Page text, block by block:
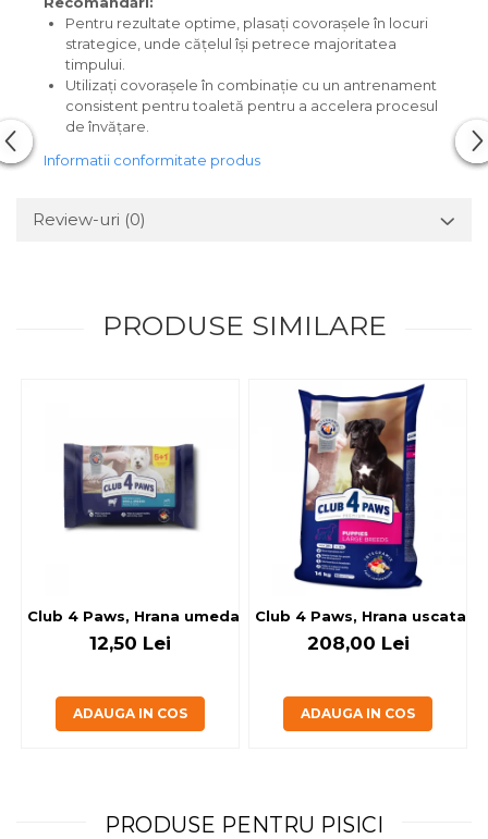
Pentru rezultate optime, plasați covorașele în locuri
strategice, unde cățelul își petrece majoritatea
timpului.
Utilizați covorașele în combinație cu un antrenament
consistent pentru toaletă pentru a accelera procesul
de învățare.
Informatii conformitate produs
Review-uri (0)
PRODUSE SIMILARE
Club 4 Paws, Hrana umeda caini - cu miel, set 5+1, 6x80 g
12,50 Lei
ADAUGA IN COS
Club 4 Paws, Hrana uscata
208,00 Lei
ADAUGA IN COS
PRODUSE PENTRU PISICI